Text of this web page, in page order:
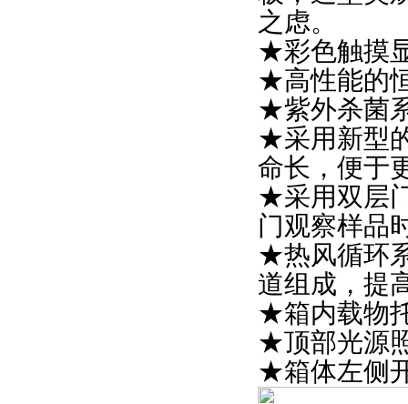
之虑。
★彩色触摸
★高性能的
★紫外杀菌
★采用新型
命长，便于
★采用双层
门观察样品
★热风循环
道组成，提
★箱内载物
★顶部光源
★箱体左侧